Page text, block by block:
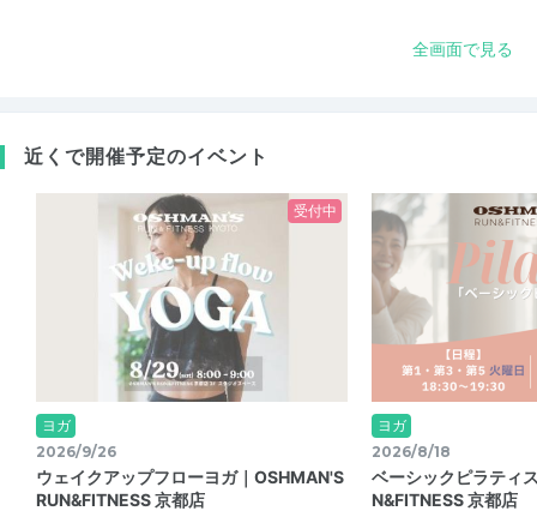
全画面で見る
近くで開催予定のイベント
受付中
ヨガ
2026/9/26
ウェイクアップフローヨガ｜OSHMAN'S
RUN&FITNESS 京都店
ヨガ
2026/8/18
ベーシックピラティ
N&FITNESS 京都店